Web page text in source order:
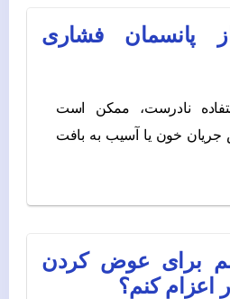
پانسمان فشاری
نادرست، ممکن است
جریان خون یا آسیب به بافت‌
برای عوض کردن
اعزام کنم؟